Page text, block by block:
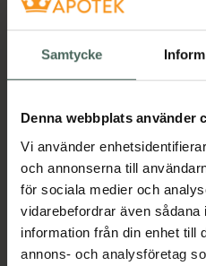
Samtycke
Denna webbplats använder
Vi använder
och annonserna till
för sociala medier och
vidarebefordrar även sådana
information från din enhet till
annons- och analysföretag
Köp via
Aktuella erbjudanden
Beskrivning
Läs alltid
användning.